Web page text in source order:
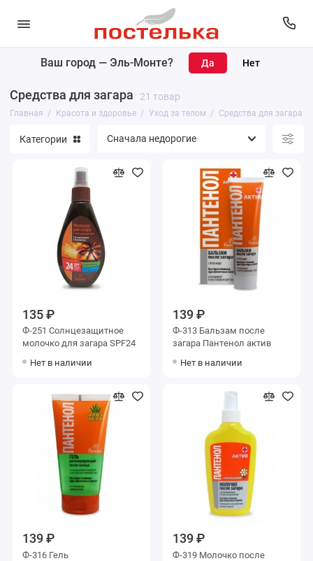
Ваш город — Эль-Монте?
Средства для загара 21 товар
Главная Красота и здоровье Уход за телом Средства для загара
Карандаши для губ, глаз и бровей
Макияж
Уход за лицом
Уход за телом
Парфюмерия
Уход за волосами
Маникюр и педикюр
Категории
135 ₽
Ф-251 Солнцезащитное
молочко для загара SPF24
Нет в наличии
139 ₽
Ф-313 Бальзам после
загара Пантенол актив
Нет в наличии
139 ₽
Ф-316 Гель
139 ₽
Ф-319 Молочко после